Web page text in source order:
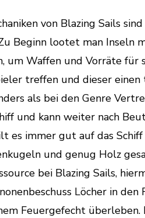
von Blazing Sails
Beginn lootet man Inseln
um Waffen und Vorräte für
treffen und dieser einen
als bei den Genre
und kann weiter nach
es immer gut auf das
und genug Holz
bei Blazing Sails,
Löcher in
Feuergefecht